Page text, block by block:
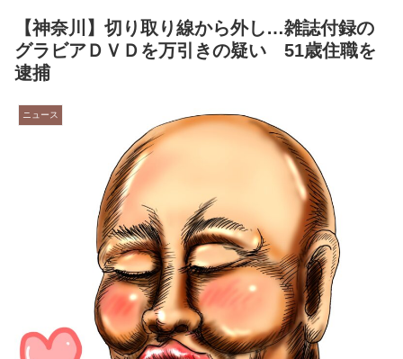
【悲報】高市首相、もはやマッサージを受けただけで
叩かれてしまう / NEWまとめサイトアンテナ！ NEW!
(8/9 06:00)
昔の子育てって、どうやってやっていたんだろうと思
【スマホケース】ステッカーとか挟んでますか？【ク
リアタイプ】 / NEWまとめサイトアンテナ！
大学生ワイ、株で大儲けｗｗｗｗｗｗｗｗｗｗｗｗｗ
ｗｗｗｗｗｗｗｗｗｗ / NEWまとめサイトアンテナ！
(8/9 05:50)
黄金期を築く小久保ソフトバンクの次期監督は一体誰
になるのか！圧倒的な強さを誇る王国の未来を考えてみ
た / 2chまとめアンテナ！ NEW! (8/9 05:44)
強豪校のベンチ外選手が無理やりダンス？SNSで炎上
する野球部イジメ疑惑の真相と現場取材で見えたリアル
な実態 / 2chまとめアンテナ！
(8/9 05:44)
【画像】坂口杏里、逃走して便器にこびりついた????
カスまで晒されるwww / 2chまとめアンテナ！ NEW!
【神奈川】切り取り線から外し…雑誌付録の
グラビアＤＶＤを万引きの疑い 51歳住職を
逮捕
ニュース